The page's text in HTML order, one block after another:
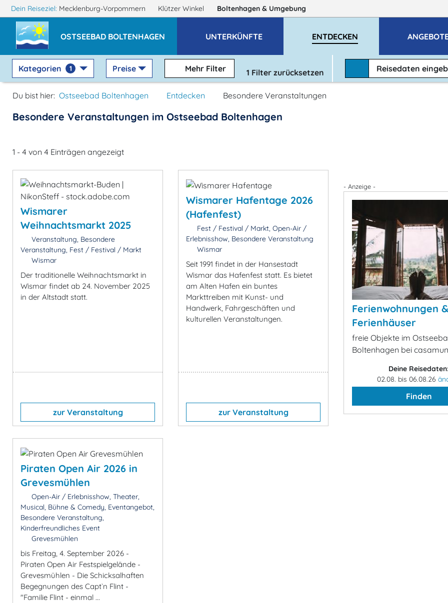
Dein Reiseziel: Mecklenburg-Vorpommern Klützer Winkel Boltenhagen & Umgebung
OSTSEEBAD BOLTENHAGEN UNTERKÜNFTE ENTDECKEN
Kategorien 1 Preise Mehr Filter 1 Filter zurücksetzen Reisedaten
Du bist hier: Ostseebad Boltenhagen Entdecken Besondere Veranstaltungen
Besondere Veranstaltungen im Ostseebad Boltenhagen
1 - 4 von 4 Einträgen angezeigt
Wismarer
Weihnachtsmarkt 2025
Veranstaltung, Besondere
Veranstaltung, Fest / Festival / Markt
Wismar
Der traditionelle Weihnachtsmarkt in
Wismar findet ab 24. November 2025
in der Altstadt statt.
zur Veranstaltung
Wismarer Hafentage 2026
(Hafenfest)
Fest / Festival / Markt, Open-Air /
Erlebnisshow, Besondere Veranstaltung
Wismar
Seit 1991 findet in der Hansestadt
Wismar das Hafenfest statt. Es bietet
am Alten Hafen ein buntes
Markttreiben mit Kunst- und
Handwerk, Fahrgeschäften und
kulturellen Veranstaltungen.
zur Veranstaltung
- Anzeige -
Ferienwohnungen &
Ferienhäuser
freie Objekte im
Boltenhagen bei
Deine
02.08. bis 06.08.26
Finden
Piraten Open Air 2026 in
Grevesmühlen
Open-Air / Erlebnisshow, Theater,
Musical, Bühne & Comedy, Eventangebot,
Besondere Veranstaltung,
Kinderfreundliches Event
Grevesmühlen
bis Freitag, 4. September 2026 -
Piraten Open Air Festspielgelände -
Grevesmühlen - Die Schicksalhaften
Begegnungen des Capt`n Flint -
"Familie Flint - einmal ...